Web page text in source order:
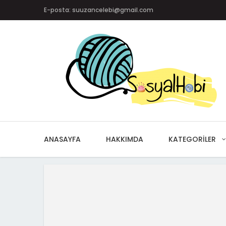
E-posta: suuzancelebi@gmail.com
ANASAYFA HAKKIMDA KATEGORILER